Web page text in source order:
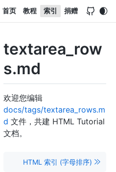
首页 教程 索引 捐赠
textarea_row
s.md
欢迎您编辑
docs/tags/textarea_rows.m
d 文件，共建 HTML Tutorial
文档。
HTML 索引 (字母排序)